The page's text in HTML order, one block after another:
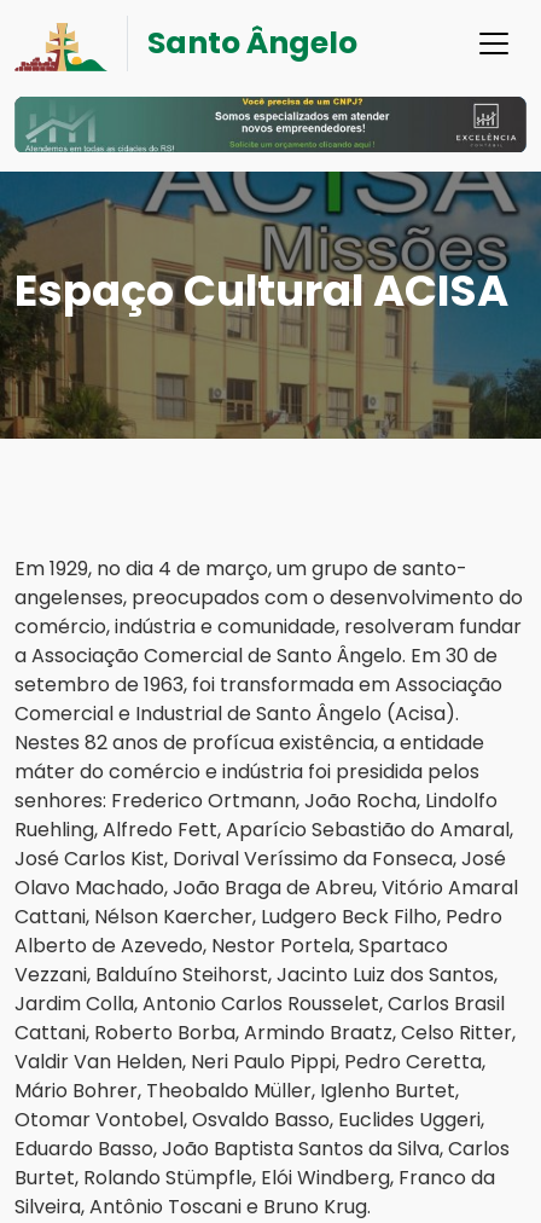
Santo Ângelo
Espaço Cultural ACISA
Em 1929, no dia 4 de março, um grupo de santo-
angelenses, preocupados com o desenvolvimento do
comércio, indústria e comunidade, resolveram fundar
a Associação Comercial de Santo Ângelo. Em 30 de
setembro de 1963, foi transformada em Associação
Comercial e Industrial de Santo Ângelo (Acisa).
Nestes 82 anos de profícua existência, a entidade
máter do comércio e indústria foi presidida pelos
senhores: Frederico Ortmann, João Rocha, Lindolfo
Ruehling, Alfredo Fett, Aparício Sebastião do Amaral,
José Carlos Kist, Dorival Veríssimo da Fonseca, José
Olavo Machado, João Braga de Abreu, Vitório Amaral
Cattani, Nélson Kaercher, Ludgero Beck Filho, Pedro
Alberto de Azevedo, Nestor Portela, Spartaco
Vezzani, Balduíno Steihorst, Jacinto Luiz dos Santos,
Jardim Colla, Antonio Carlos Rousselet, Carlos Brasil
Cattani, Roberto Borba, Armindo Braatz, Celso Ritter,
Valdir Van Helden, Neri Paulo Pippi, Pedro Ceretta,
Mário Bohrer, Theobaldo Müller, Iglenho Burtet,
Otomar Vontobel, Osvaldo Basso, Euclides Uggeri,
Eduardo Basso, João Baptista Santos da Silva, Carlos
Burtet, Rolando Stümpfle, Elói Windberg, Franco da
Silveira, Antônio Toscani e Bruno Krug.